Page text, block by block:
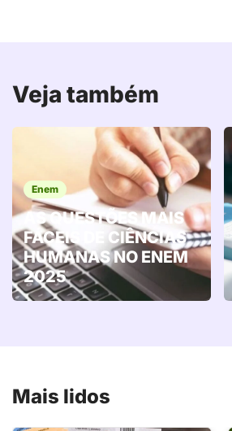
Veja também
Enem
AS QUESTÕES MAIS
FÁCEIS DE CIÊNCIAS
HUMANAS NO ENEM
2025
Mais lidos